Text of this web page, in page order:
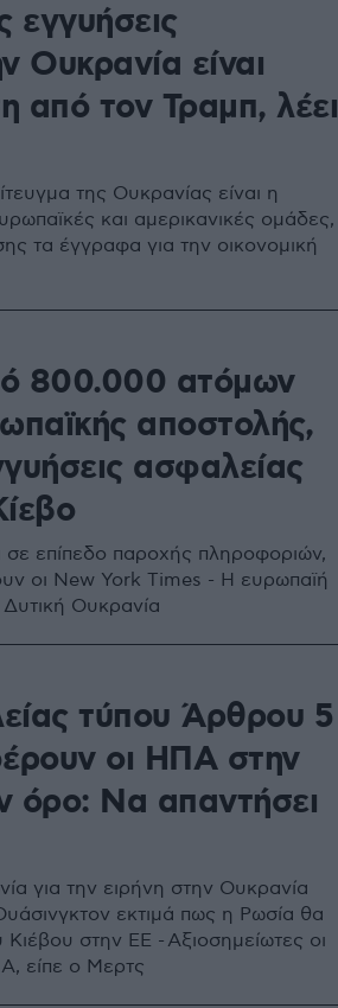
εγγυήσεις
Ουκρανία είναι
από τον Τραμπ, λέει
της Ουκρανίας είναι η
και αμερικανικές ομάδες,
τα έγγραφα για την οικονομική
800.000 ατόμων
αποστολής,
ασφαλείας
επίπεδο παροχής πληροφοριών,
οι New York Times - Η ευρωπαϊή
Ουκρανία
τύπου Άρθρου 5
οι ΗΠΑ στην
όρο: Να απαντήσει
για την ειρήνη στην Ουκρανία
εκτιμά πως η Ρωσία θα
στην ΕΕ - Αξιοσημείωτες οι
είπε ο Μερτς